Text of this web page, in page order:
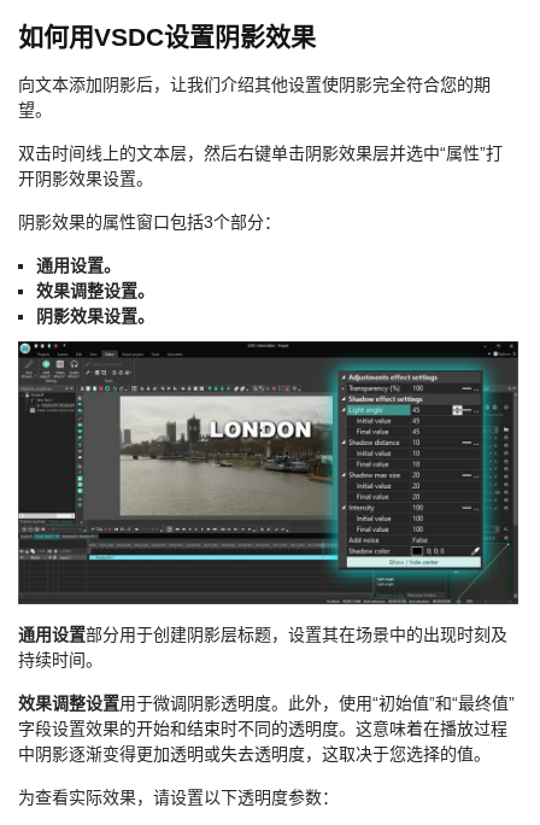
如何用VSDC设置阴影效果
向文本添加阴影后，让我们介绍其他设置使阴影完全符合您的期
望。
双击时间线上的文本层，然后右键单击阴影效果层并选中“属性”打
开阴影效果设置。
阴影效果的属性窗口包括3个部分：
通用设置。
效果调整设置。
阴影效果设置。
通用设置部分用于创建阴影层标题，设置其在场景中的出现时刻及
持续时间。
效果调整设置用于微调阴影透明度。此外，使用“初始值”和“最终值”
字段设置效果的开始和结束时不同的透明度。这意味着在播放过程
中阴影逐渐变得更加透明或失去透明度，这取决于您选择的值。
为查看实际效果，请设置以下透明度参数：